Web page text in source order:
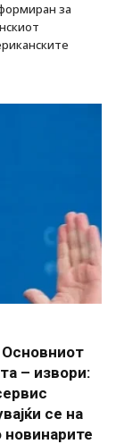
за
Основниот
– извори:
се на
новинарите